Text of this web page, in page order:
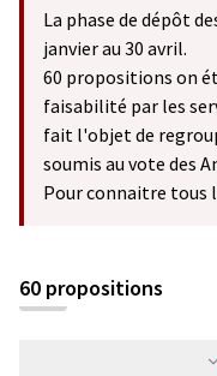
La phase de dépôt
janvier au 30 avril.
60 propositions on
faisabilité par les
fait l'objet de
soumis au vote des
Pour connaitre tous
60 propositions